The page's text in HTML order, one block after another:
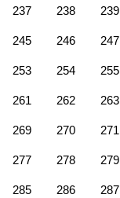
237 238 239
245 246 247
253 254 255
261 262 263
269 270 271
277 278 279
285 286 287